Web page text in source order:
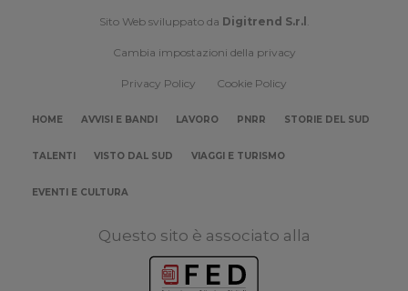
Sito Web sviluppato da Digitrend S.r.l .
Cambia impostazioni della privacy
Privacy Policy Cookie Policy
HOME AVVISI E BANDI LAVORO PNRR STORIE DEL SUD
TALENTI VISTO DAL SUD VIAGGI E TURISMO
EVENTI E CULTURA
Questo sito è associato alla